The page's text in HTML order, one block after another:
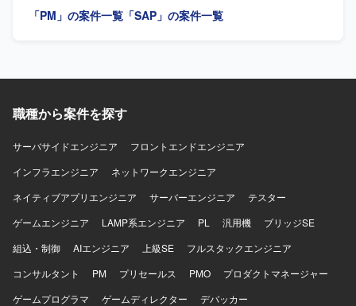
想策定から要件定義まで上流工程をリードできるポジショ
「PM」の案件一覧 「SAP」の案件一覧
職種から案件を探す
サーバサイドエンジニア
フロントエンドエンジニア
インフラエンジニア
ネットワークエンジニア
ネイティブアプリエンジニア
サーバーエンジニア
テスター
ゲームエンジニア
LAMP系エンジニア PL 汎用機
ブリッジSE
組込・制御
AIエンジニア 上級SE
フルスタックエンジニア
コンサルタント
PM プリセールス PMO
プロダクトマネージャー
ゲームプログラマ
ゲームディレクター
デバッカー